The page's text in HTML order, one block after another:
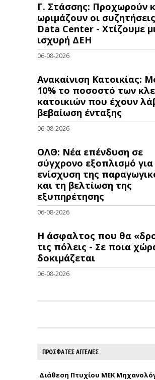
Γ. Στάσσης: Προχωρούν
ωριμάζουν οι
Data Center - Χτίζουμε
ισχυρή ΔΕΗ
06-08-2026
Ανακαίνιση Κατοικίας:
10% το ποσοστό των
κατοικιών που έχουν
βεβαίωση ένταξης
06-08-2026
ΟΛΘ: Νέα επένδυση σε
σύγχρονο εξοπλισμό για
ενίσχυση της
και τη βελτίωση της
εξυπηρέτησης
06-08-2026
Η άσφαλτος που θα
τις πόλεις - Σε ποια
δοκιμάζεται
06-08-2026
ΠΡΟΣΦΑΤΕΣ ΑΓΓΕΛΙΕΣ
Διάθεση Πτυχίου ΜΕΚ